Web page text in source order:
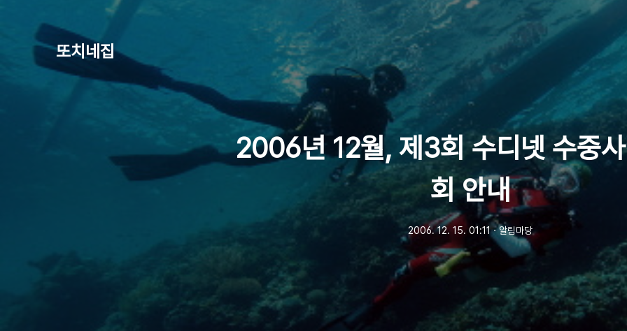
또치네집
2006년 12월, 제3회 수디넷 수중사
회 안내
2006. 12. 15. 01:11ㆍ알림마당